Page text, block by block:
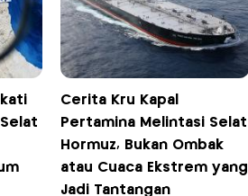
Cerita Kru Kapal
Pertamina Melintasi Selat
Hormuz, Bukan Ombak
atau Cuaca Ekstrem yang
Jadi Tantangan